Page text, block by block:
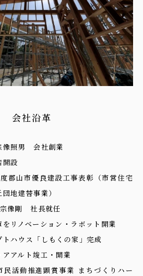
会社沿⾰
照男 会社創業
開設
郡山市優良建設工事表彰（市営住宅
地建替事業）
像剛 社長就任
をリノベーション・ラボット開業
トハウス「しもくの家」完成
アアルト竣工・開業
民活動推進顕賞事業 まちづくりハー